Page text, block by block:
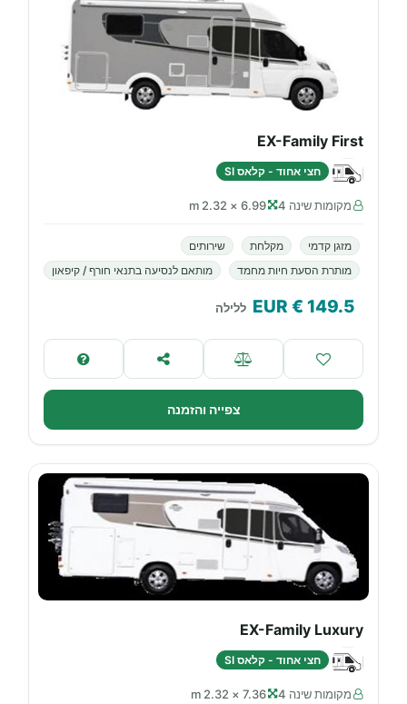
EX-Family First
חצי אחוד - קלאס SI
מקומות שינה 4 6.99 × 2.32 m
מזגן קדמי מקלחת
שירותים
מותרת הסעת חיות מחמד
מותאם לנסיעה בתנאי חורף / קיפאון
149.5
€ EUR ללילה
צפייה והזמנה
EX-Family Luxury
חצי אחוד - קלאס SI
מקומות שינה 4 7.36 × 2.32 m